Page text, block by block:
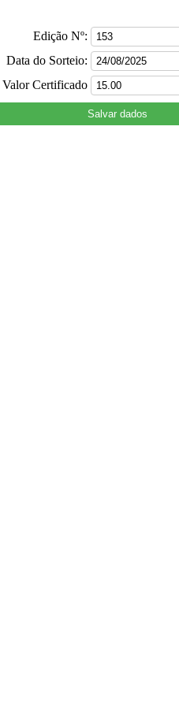
Edição Nº:
Data do Sorteio:
Valor Certificado